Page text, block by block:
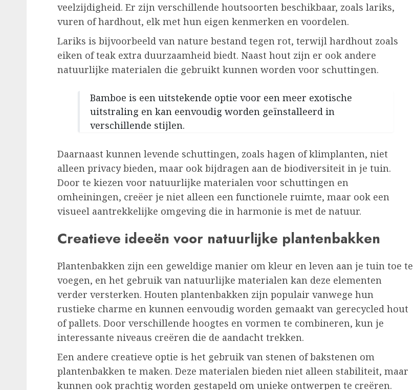
veelzijdigheid. Er zijn verschillende houtsoorten beschikbaar, zoals lariks,
vuren of hardhout, elk met hun eigen kenmerken en voordelen.
Lariks is bijvoorbeeld van nature bestand tegen rot, terwijl hardhout zoals
eiken of teak extra duurzaamheid biedt. Naast hout zijn er ook andere
natuurlijke materialen die gebruikt kunnen worden voor schuttingen.
Bamboe is een uitstekende optie voor een meer exotische
uitstraling en kan eenvoudig worden geïnstalleerd in
verschillende stijlen.
Daarnaast kunnen levende schuttingen, zoals hagen of klimplanten, niet
alleen privacy bieden, maar ook bijdragen aan de biodiversiteit in je tuin.
Door te kiezen voor natuurlijke materialen voor schuttingen en
omheiningen, creëer je niet alleen een functionele ruimte, maar ook een
visueel aantrekkelijke omgeving die in harmonie is met de natuur.
Creatieve ideeën voor natuurlijke plantenbakken
Plantenbakken zijn een geweldige manier om kleur en leven aan je tuin toe te
voegen, en het gebruik van natuurlijke materialen kan deze elementen
verder versterken. Houten plantenbakken zijn populair vanwege hun
rustieke charme en kunnen eenvoudig worden gemaakt van gerecycled hout
of pallets. Door verschillende hoogtes en vormen te combineren, kun je
interessante niveaus creëren die de aandacht trekken.
Een andere creatieve optie is het gebruik van stenen of bakstenen om
plantenbakken te maken. Deze materialen bieden niet alleen stabiliteit, maar
kunnen ook prachtig worden gestapeld om unieke ontwerpen te creëren.